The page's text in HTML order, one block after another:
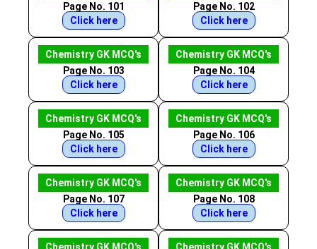
Page No. 101
Click here
Page No. 102
Click here
Chemistry GK MCQ's
Page No. 103
Click here
Chemistry GK MCQ's
Page No. 104
Click here
Chemistry GK MCQ's
Page No. 105
Click here
Chemistry GK MCQ's
Page No. 106
Click here
Chemistry GK MCQ's
Page No. 107
Click here
Chemistry GK MCQ's
Page No. 108
Click here